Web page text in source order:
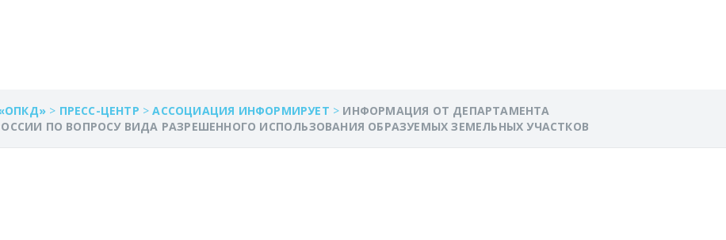
> ПРЕСС-ЦЕНТР >АССОЦИАЦИЯ ИНФОРМИРУЕТ > ИНФОРМАЦИЯ ОТ ДЕПАРТАМЕНТА
ПО ВОПРОСУ ВИДА РАЗРЕШЕННОГО ИСПОЛЬЗОВАНИЯ ОБРАЗУЕМЫХ ЗЕМЕЛЬНЫХ УЧАСТКОВ